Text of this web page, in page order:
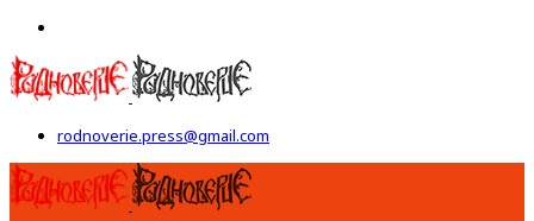
rodnoverie.press@gmail.com